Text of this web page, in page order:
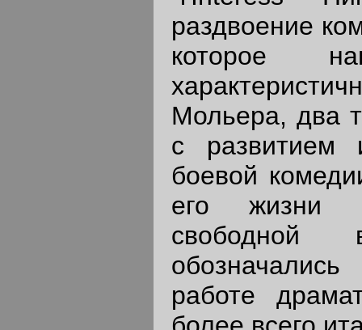
раздвоение
которое
Мольера, два
с развитием
боевой
его жизни
свободной
работе